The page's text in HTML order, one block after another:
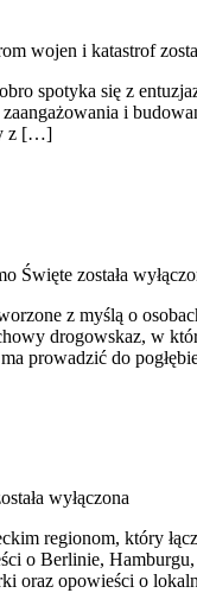
wojen i katastrof
spotyka się z
i
z […]
Święte została
z myślą o
drogowskaz, w
ma prowadzić do
wyłączona
regionom, który
o Berlinie,
oraz opowieści o